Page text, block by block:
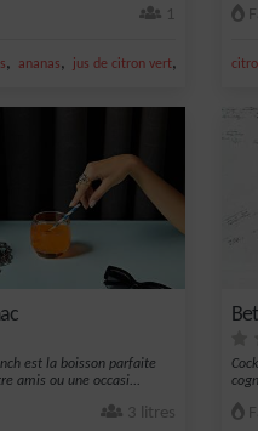
1
, ananas, jus de citron vert, jus de citron
est la boisson parfaite
amis ou une occasi...
3 litres